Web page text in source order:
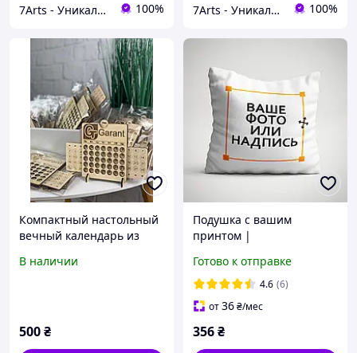
7Arts - Уникальные подарки из дерева! 100% 7Arts - Уникальные подарки из дерева! 100%
Компактный настольный
вечный календарь из
заказ
В наличии
500₴
Подушка с вашим
принтом |
фото и надписи на заказ
Готово к отправке
4.6 (6)
от36₴/мес
356₴